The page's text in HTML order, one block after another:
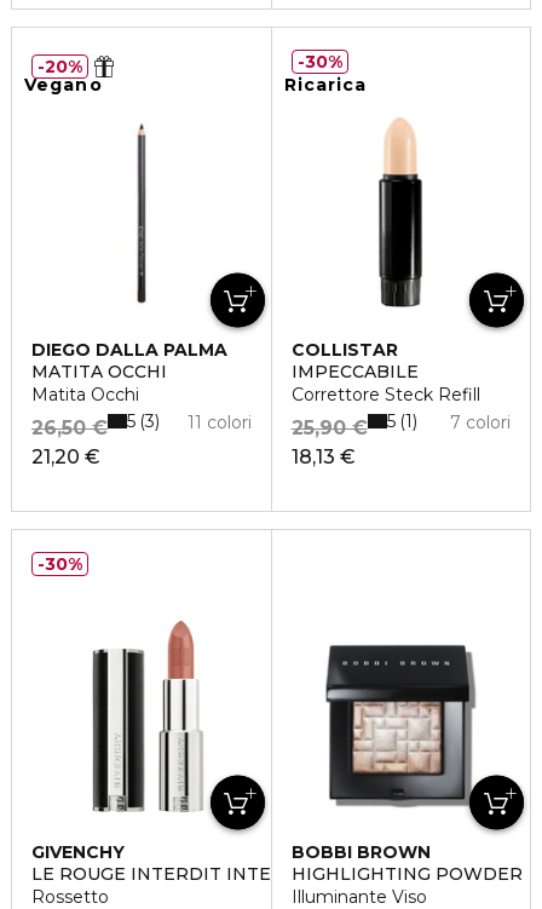
Vegano
DIEGO DALLA PALMA
MATITA OCCHI
Matita Occhi
21,20 €
26,50 € 11 colori
5 3
20%
Ricarica
COLLISTAR
IMPECCABILE
Correttore Steck Refill
18,13 €
25,90 € 7 colori
5 1
30%
GIVENCHY
LE ROUGE INTERDIT INTENSE SILK
Rossetto
30%
BOBBI BROWN
HIGHLIGHTING POWDER
Illuminante Viso